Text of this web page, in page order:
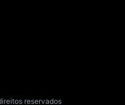
reservados